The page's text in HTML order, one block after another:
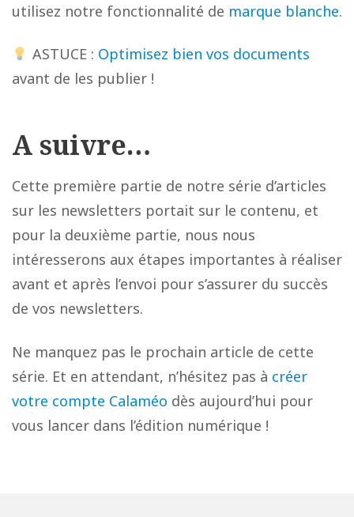
utilisez notre fonctionnalité de marque blanche.
ASTUCE : Optimisez bien vos documents
avant de les publier !
A suivre…
Cette première partie de notre série d’articles
sur les newsletters portait sur le contenu, et
pour la deuxième partie, nous nous
intéresserons aux étapes importantes à réaliser
avant et après l’envoi pour s’assurer du succès
de vos newsletters.
Ne manquez pas le prochain article de cette
série. Et en attendant, n’hésitez pas à créer
votre compte Calaméo dès aujourd’hui pour
vous lancer dans l’édition numérique !